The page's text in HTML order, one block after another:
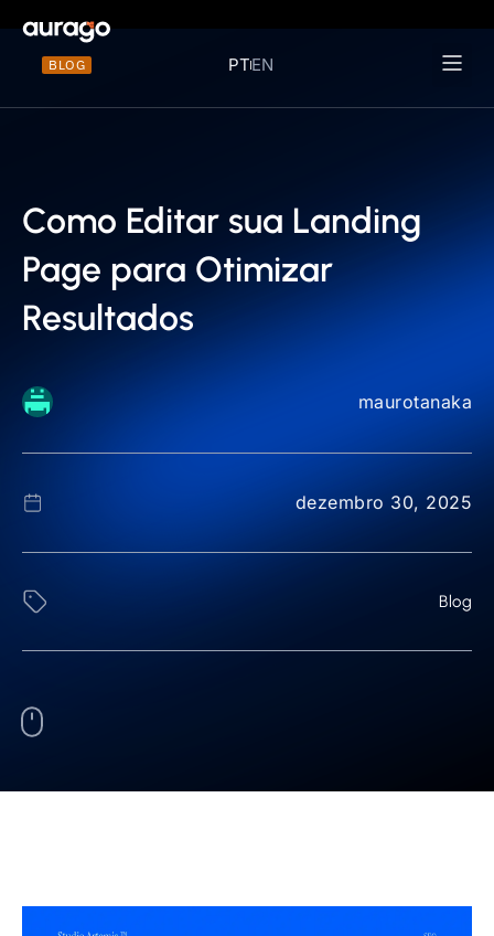
BLOG PTEN
Como Editar sua Landing
Page para Otimizar
Resultados
maurotanaka
dezembro 30, 2025
Blog